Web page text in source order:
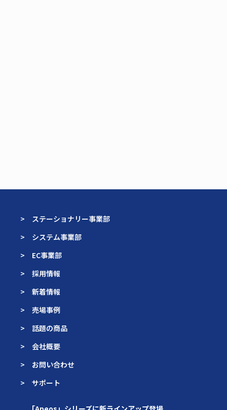
> ステーショナリー事業部
> システム事業部
> EC事業部
> 採用情報
> 新着情報
> 売場事例
> 話題の商品
> 会社概要
> お問い合わせ
> サポート